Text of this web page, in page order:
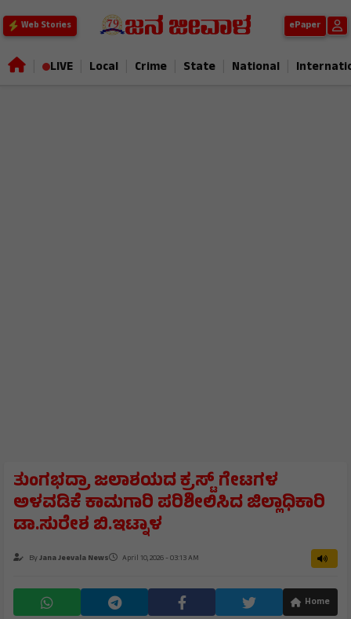
Web Stories ePaper
LIVE Local Crime State National
ತುಂಗಭದ್ರಾ ಜಲಾಶಯದ ಕ್ರಸ್ಟ್ ಗೇಟಗಳ
ಅಳವಡಿಕೆ ಕಾಮಗಾರಿ ಪರಿಶೀಲಿಸಿದ ಜಿಲ್ಲಾಧಿಕಾರಿ
ಡಾ.ಸುರೇಶ ಬಿ.ಇಟ್ನಾಳ
ByJana Jeevala News April 10, 2026 - 03:13 AM
Home